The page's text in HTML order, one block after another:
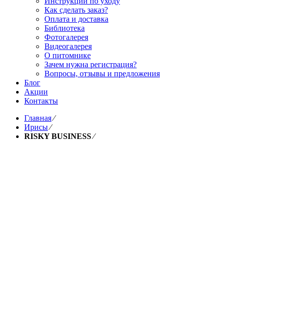
Как сделать заказ?
Оплата и доставка
Библиотека
Фотогалерея
Видеогалерея
О питомнике
Зачем нужна регистрация?
Вопросы, отзывы и предложения
Блог
Акции
Контакты
Главная⁄
Ирисы⁄
RISKY BUSINESS⁄